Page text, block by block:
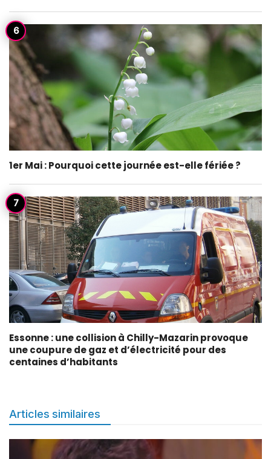
1er Mai : Pourquoi cette journée est-elle fériée ?
Essonne : une collision à Chilly-Mazarin provoque
une coupure de gaz et d’électricité pour des
centaines d’habitants
Articles similaires